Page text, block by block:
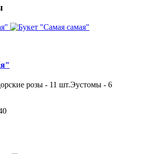
розы - 11 шт.Эустомы - 6